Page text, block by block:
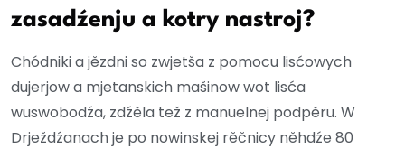
zasadźenju a kotry nastroj?
Chódniki a jězdni so zwjetša z pomocu lisćowych
dujerjow a mjetanskich mašinow wot lisća
wuswobodźa, zdźěla tež z manuelnej podpěru. W
Drježdźanach je po nowinskej rěčnicy něhdźe 80